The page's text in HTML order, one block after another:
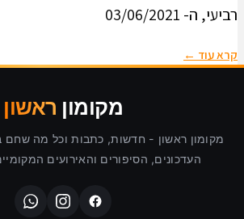
רביעי, ה- 03/06/2021
קרא עוד ←
מקומון ראשון
מקומון ראשון - חדשות, כתבות וכל מה שחם
העדכונים, הסיפורים והאירועים